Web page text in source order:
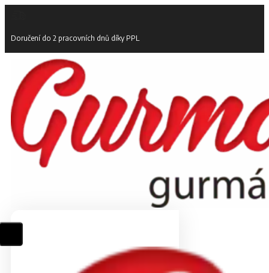
Doručení do 2 pracovních dnů díky PPL